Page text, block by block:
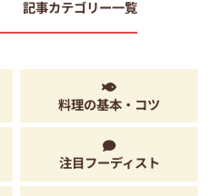
記事カテゴリー一覧
料理の基本・コツ
注目フーディスト